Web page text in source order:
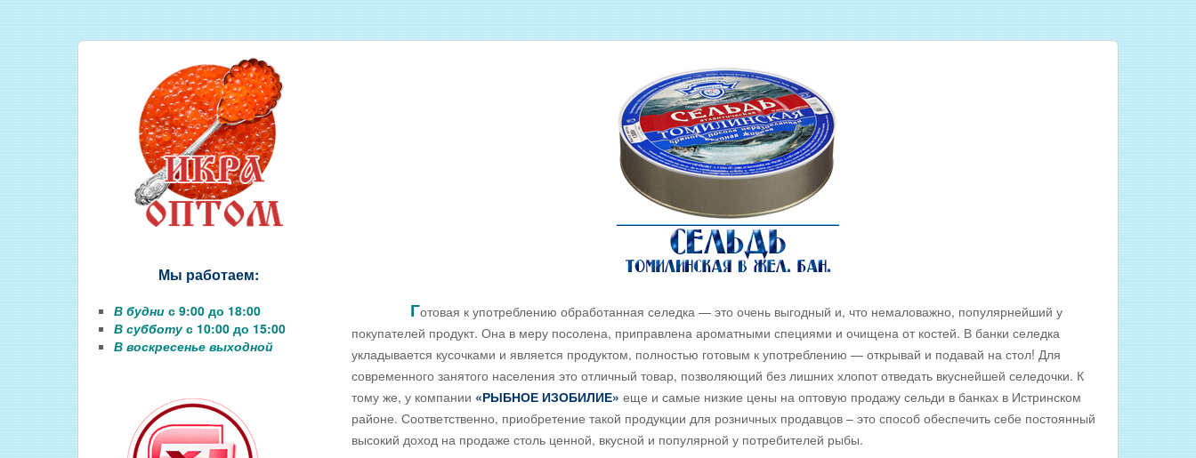
КОПЧЕНАЯ РЫБА
ВЯЛЕНАЯ РЫБА
ИКРА
РЫБНЫЕ КОНСЕРВЫ
РЫБНЫЕ СТЕЙКИ ОПТОМ
ФИЛЕ РЫБЫ
РЫБА ДЛЯ ЗАРЫБЛЕНИЯ ВОДОЕМА
Готовая к употреблению обработанная селедка — это очень выгодный и, что немаловажно, популярнейший у
покупателей продукт. Она в меру посолена, приправлена ароматными специями и очищена от костей. В банки селедка
укладывается кусочками и является продуктом, полностью готовым к употреблению — открывай и подавай на стол! Для
современного занятого населения это отличный товар, позволяющий без лишних хлопот отведать вкуснейшей селедочки. К
тому же, у компании «РЫБНОЕ ИЗОБИЛИЕ» еще и самые низкие цены на оптовую продажу сельди в банках в Истринском
районе. Соответственно, приобретение такой продукции для розничных продавцов – это способ обеспечить себе постоянный
высокий доход на продаже столь ценной, вкусной и популярной у потребителей рыбы.
Мы работаем:
В будни с 9:00 до 18:00
В субботус 10:00 до 15:00
В воскресенье выходной